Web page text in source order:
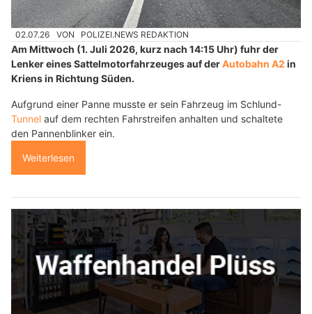
02.07.26 VON POLIZEI.NEWS REDAKTION
Am Mittwoch (1. Juli 2026, kurz nach 14:15 Uhr) fuhr der
Lenker eines Sattelmotorfahrzeuges auf derAutobahn A2 in
Kriens in Richtung Süden.
Aufgrund einer Panne musste er sein Fahrzeug im Schlund-
Tunnel auf dem rechten Fahrstreifen anhalten und schaltete
den Pannenblinker ein.
Weiterlesen